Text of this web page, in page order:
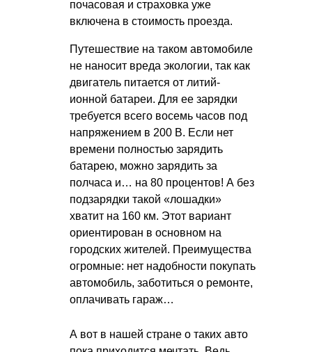
почасовая и страховка уже
включена в стоимость проезда.
Путешествие на таком автомобиле
не наносит вреда экологии, так как
двигатель питается от литий-
ионной батареи. Для ее зарядки
требуется всего восемь часов под
напряжением в 200 В. Если нет
времени полностью зарядить
батарею, можно зарядить за
полчаса и… на 80 процентов! А без
подзарядки такой «лошадки»
хватит на 160 км. Этот вариант
ориентирован в основном на
городских жителей. Преимущества
огромные: нет надобности покупать
автомобиль, заботиться о ремонте,
оплачивать гараж…
А вот в нашей стране о таких авто